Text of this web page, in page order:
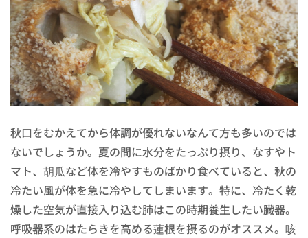
秋口をむかえてから体調が優れないなんて方も多いのでは
ないでしょうか。夏の間に水分をたっぷり摂り、なすやト
マト、胡瓜など体を冷やすものばかり食べていると、秋の
冷たい風が体を急に冷やしてしまいます。特に、冷たく乾
燥した空気が直接入り込む肺はこの時期養生したい臓器。
呼吸器系のはたらきを高める蓮根を摂るのがオススメ。咳